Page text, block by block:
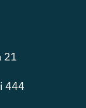
21
444